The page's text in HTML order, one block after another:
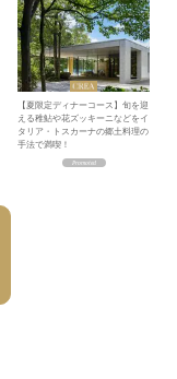
【夏限定ディナーコース】旬を迎
える稚鮎や花ズッキーニなどをイ
タリア・トスカーナの郷土料理の
手法で満喫！